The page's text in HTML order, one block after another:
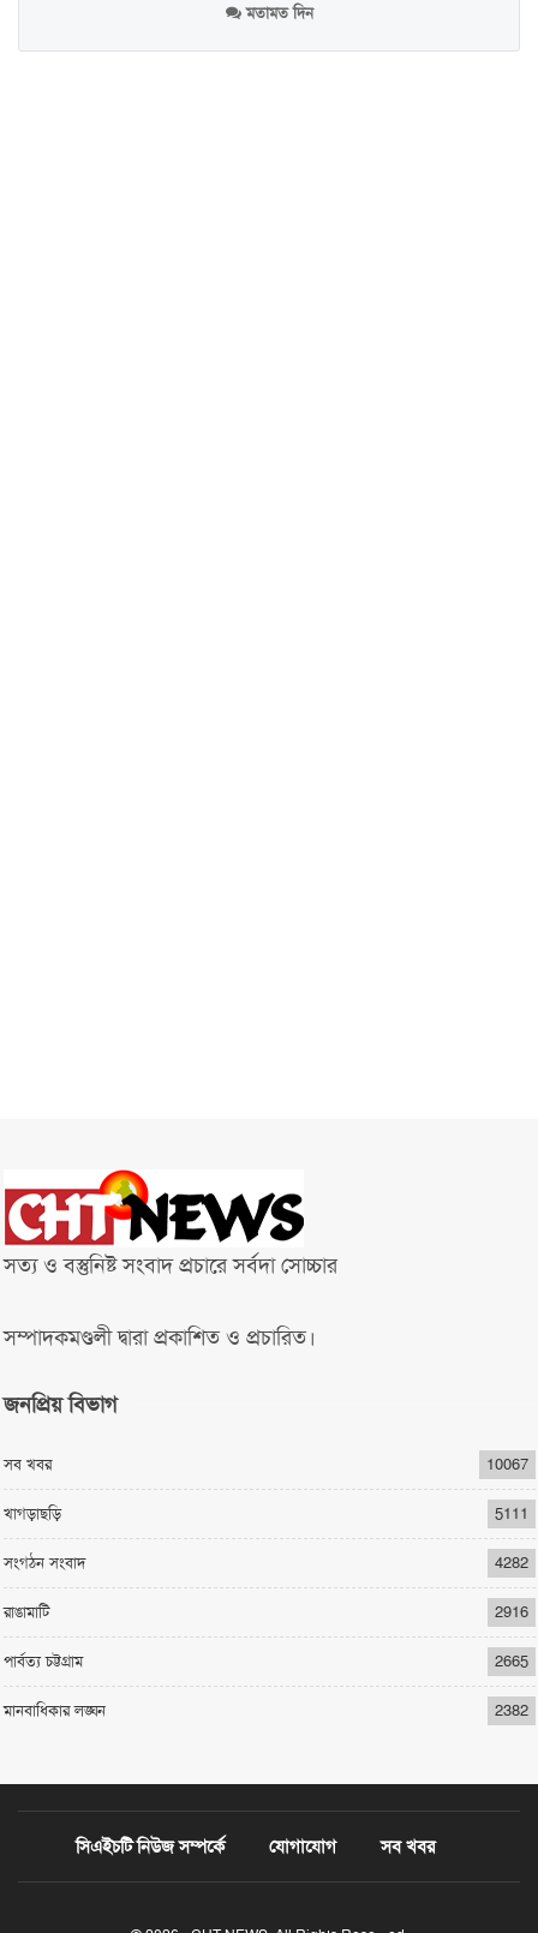
মতামত দিন
সত্য ও বস্তুনিষ্ট সংবাদ প্রচারে সর্বদা সোচ্চার
সম্পাদকমণ্ডলী দ্বারা প্রকাশিত ও প্রচারিত।
জনপ্রিয় বিভাগ
সব খবর 10067
খাগড়াছড়ি 5111
সংগঠন সংবাদ 4282
রাঙামাটি 2916
পার্বত্য চট্টগ্রাম 2665
মানবাধিকার লঙ্ঘন 2382
সিএইচটি নিউজ সম্পর্কে যোগাযোগ সব খবর